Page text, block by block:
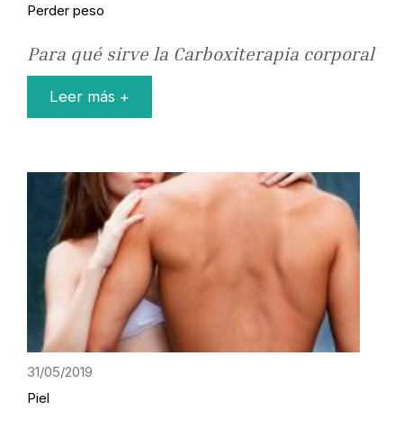
Perder peso
Para qué sirve la Carboxiterapia corporal
Leer más +
31/05/2019
Piel